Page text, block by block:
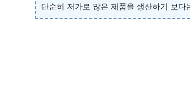
단순히 저가로 많은 제품을 생산하기 보